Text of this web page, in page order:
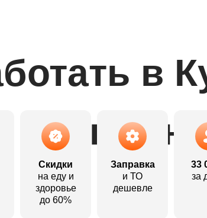
в
Скидки
на еду и
здоровье
до 60%
Заправка
и ТО
дешевле
33
за